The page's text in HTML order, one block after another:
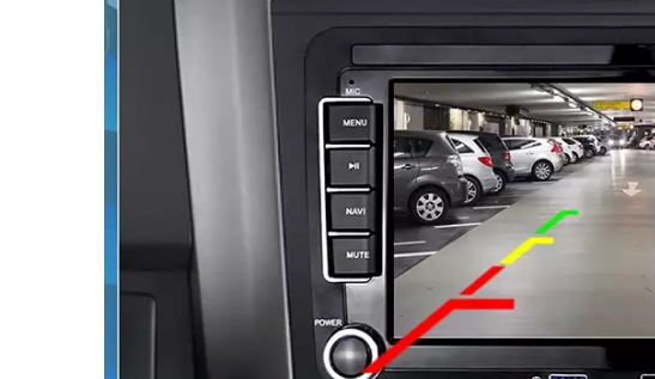
Navigatii Suzuki
Navigatii Mitsubishi
Navigatii KIA
Navigatii Renault
Navigatii Mazda
Navigatii Smart
Navigatii Chevrolet
Navigatii Honda